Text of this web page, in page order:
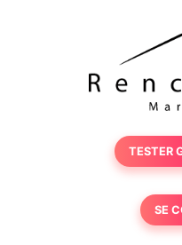
TESTER
SE